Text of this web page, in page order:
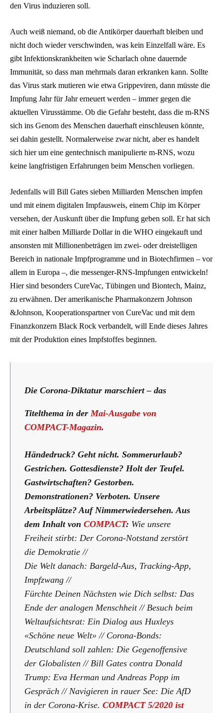
den Virus induzieren soll.
Auch weiß niemand, ob die Antikörper dauerhaft bleiben und
nicht doch wieder verschwinden, was kein Einzelfall wäre. Es
gibt Infektionskrankheiten wie Scharlach ohne dauernde
Immunität, so dass man mehrmals daran erkranken kann. Sollte
das Virus stark mutieren wie etwa Grippeviren, dann müsste die
Impfung Jahr für Jahr erneuert werden – immer gegen die
aktuellen Virusstämme. Ob die Gefahr besteht, dass die m-RNS
sich ins Genom des Menschen dauerhaft einschleusen könnte,
sei dahin gestellt. Normalerweise zwar nicht, aber es handelt
sich hier um eine gentechnisch manipulierte m-RNS, wozu
keine langfristigen Erfahrungen beim Menschen vorliegen.
Jedenfalls will Bill Gates sieben Milliarden Menschen impfen
und mit einem digitalen Impfausweis, einem Chip im Körper
versehen, der Auskunft über die Impfung geben soll. Er hat sich
mit einer halben Milliarde Dollar in die WHO eingekauft und
ansonsten mit Millionenbeträgen im zwei- oder dreistelligen
Bereich in nationale Impfprogramme und in Biotechfirmen – vor
allem in Europa –, die messenger-RNS-Impfungen entwickeln!
Hier sind besonders CureVac, Tübingen und Biontech, Mainz,
zu erwähnen. Der amerikanische Pharmakonzern Johnson
&Johnson, Kooperationspartner von CureVac und mit dem
Finanzkonzern Black Rock verbandelt, will Ende dieses Jahres
mit der Produktion eines Impfstoffes beginnen.
Die Corona-Diktatur marschiert – das
Titelthema in der Mai-Ausgabe von
COMPACT-Magazin.
Händedruck? Geht nicht. Sommerurlaub?
Gestrichen. Gottesdienste? Holt der Teufel.
Gastwirtschaften? Gestorben.
Demonstrationen? Verboten. Unsere
Arbeitsplätze? Auf Nimmerwiedersehen.Aus
dem Inhalt von COMPACT: Wie unsere
Freiheit stirbt: Der Corona-Notstand zerstört
die Demokratie //
Die Welt danach: Bargeld-Aus, Tracking-App,
Impfzwang //
Fürchte Deinen Nächsten wie Dich selbst: Das
Ende der analogen Menschheit // Besuch beim
Weltaufsichtsrat: Ein Dialog aus Huxleys
«Schöne neue Welt» // Corona-Bonds:
Deutschland soll zahlen: Die Gegenoffensive
der Globalisten // Bill Gates contra Donald
Trump: Eva Herman und Andreas Popp im
Gespräch // Navigieren in rauer See: Die AfD
in der Corona-Krise. COMPACT 5/2020 ist